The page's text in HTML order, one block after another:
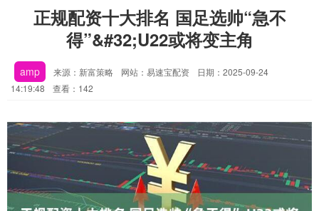
正规配资十大排名 国足选帅“急不
得”&#32;U22或将变主角
amp 来源：新富策略 网站：易速宝配资
日期：2025-09-24
14:19:48
查看：142